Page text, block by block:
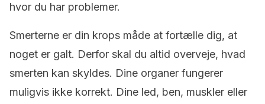
hvor du har problemer.
Smerterne er din krops måde at fortælle dig, at
noget er galt. Derfor skal du altid overveje, hvad
smerten kan skyldes. Dine organer fungerer
muligvis ikke korrekt. Dine led, ben, muskler eller